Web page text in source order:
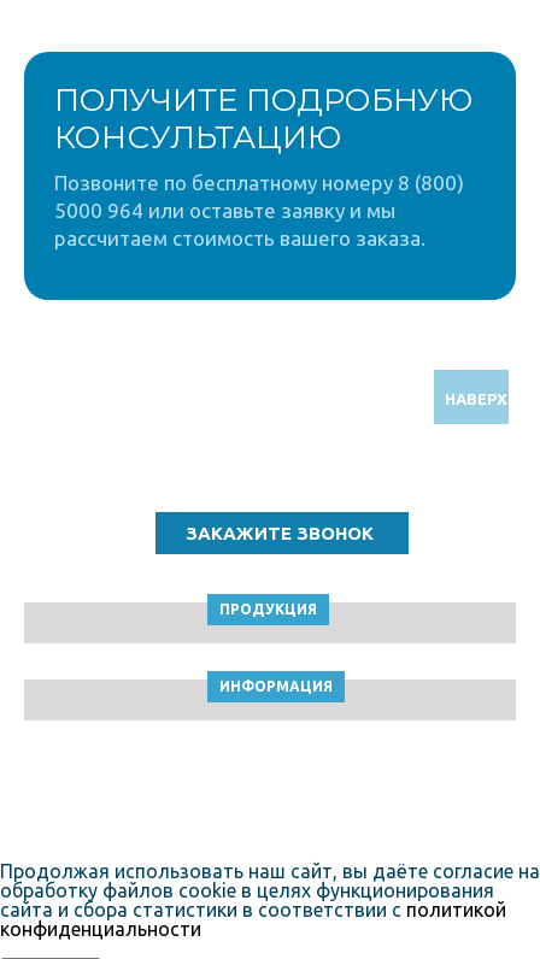
ПОЛУЧИТЕ ПОДРОБНУЮ
КОНСУЛЬТАЦИЮ
Позвоните по бесплатному номеру 8 (800)
5000 964 или оставьте заявку и мы
рассчитаем стоимость вашего заказа.
НАВЕРХ
ПРОДУКЦИЯ
ИНФОРМАЦИЯ
Продолжая использовать наш сайт, вы даёте согласие на
обработку файлов cookie в целях функционирования
сайта и сбора статистики в соответствии с политикой
конфиденциальности